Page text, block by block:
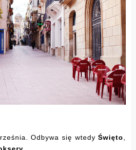
Odbywa się wtedyŚwięto